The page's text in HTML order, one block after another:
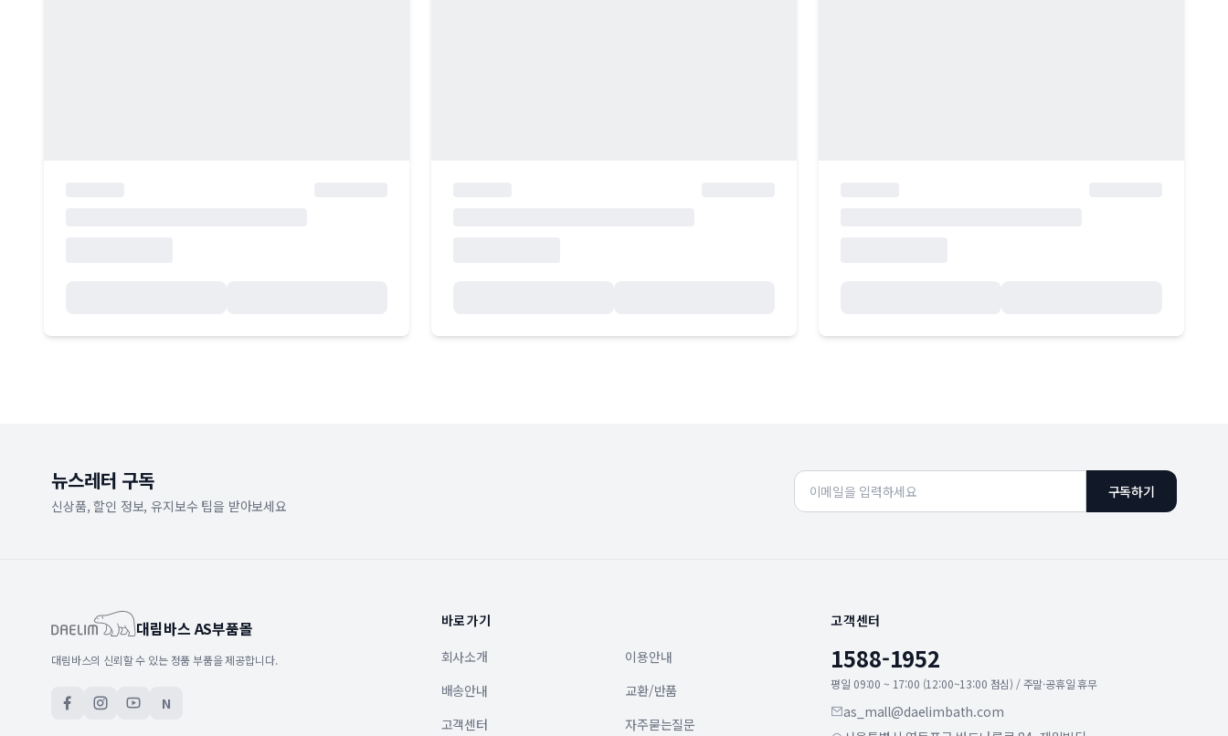
뉴스레터 구독
신상품, 할인 정보, 유지보수 팁을 받아보세요
구독하기
대림바스 AS부품몰
대림바스의 신뢰할 수 있는 정품 부품을 제공합니다.
N
바로가기
회사소개
이용안내
배송안내
교환/반품
고객센터
자주묻는질문
고객센터
1588-1952
평일 09:00 ~ 17:00 (12:00~13:00 점심) / 주말·공휴일 휴무
as_mall@daelimbath.com